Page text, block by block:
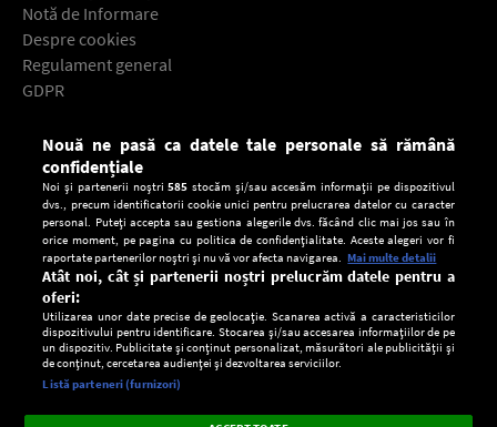
Notă de Informare
Despre cookies
Regulament general
GDPR
Descarcă gratuit aplicaţia Europa FM pentru smartphone:
Setări:
Dark
Nouă ne pasă ca datele tale personale să rămână
confidențiale
Noi și partenerii noștri585 stocăm și/sau accesăm informații pe dispozitivul
dvs., precum identificatorii cookie unici pentru prelucrarea datelor cu caracter
personal. Puteți accepta sau gestiona alegerile dvs. făcând clic mai jos sau în
orice moment, pe pagina cu politica de confidențialitate. Aceste alegeri vor fi
raportate partenerilor noștri și nu vă vor afecta navigarea. Mai multe detalii
Atât noi, cât și partenerii noștri prelucrăm datele pentru a
oferi:
Utilizarea unor date precise de geolocație. Scanarea activă a caracteristicilor
dispozitivului pentru identificare. Stocarea și/sau accesarea informațiilor de pe
un dispozitiv. Publicitate și conținut personalizat, măsurători ale publicității și
de conținut, cercetarea audienței și dezvoltarea serviciilor.
Listă parteneri (furnizori)